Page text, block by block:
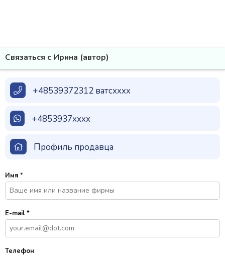
Связаться с Ирина (автор)
+48539372312 ватсxxxx
+4853937xxxx
Профиль продавца
Имя *
E-mail*
Телефон